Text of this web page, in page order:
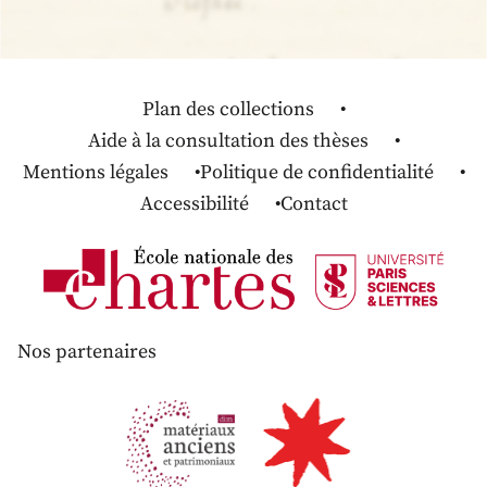
Plan des collections
Aide à la consultation des thèses
Mentions légales
Politique de confidentialité
Accessibilité
Contact
Nos partenaires